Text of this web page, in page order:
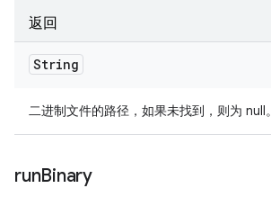
返回
String
二进制文件的路径，如果未找到，则为 null。
runBinary